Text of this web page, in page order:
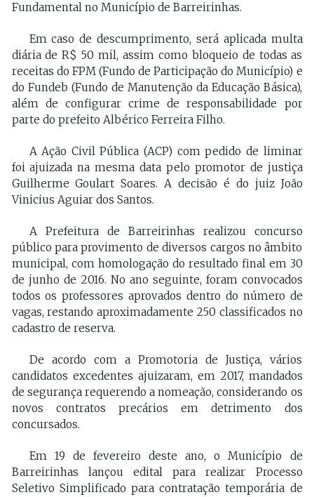
Fundamental no Município de Barreirinhas.
Em caso de descumprimento, será aplicada multa
diária de R$ 50 mil, assim como bloqueio de todas as
receitas do FPM (Fundo de Participação do Município) e
do Fundeb (Fundo de Manutenção da Educação Básica),
além de configurar crime de responsabilidade por
parte do prefeito Albérico Ferreira Filho.
A Ação Civil Pública (ACP) com pedido de liminar
foi ajuizada na mesma data pelo promotor de justiça
Guilherme Goulart Soares. A decisão é do juiz João
Vinicius Aguiar dos Santos.
A Prefeitura de Barreirinhas realizou concurso
público para provimento de diversos cargos no âmbito
municipal, com homologação do resultado final em 30
de junho de 2016. No ano seguinte, foram convocados
todos os professores aprovados dentro do número de
vagas, restando aproximadamente 250 classificados no
cadastro de reserva.
De acordo com a Promotoria de Justiça, vários
candidatos excedentes ajuizaram, em 2017, mandados
de segurança requerendo a nomeação, considerando os
novos contratos precários em detrimento dos
concursados.
Em 19 de fevereiro deste ano, o Município de
Barreirinhas lançou edital para realizar Processo
Seletivo Simplificado para contratação temporária de